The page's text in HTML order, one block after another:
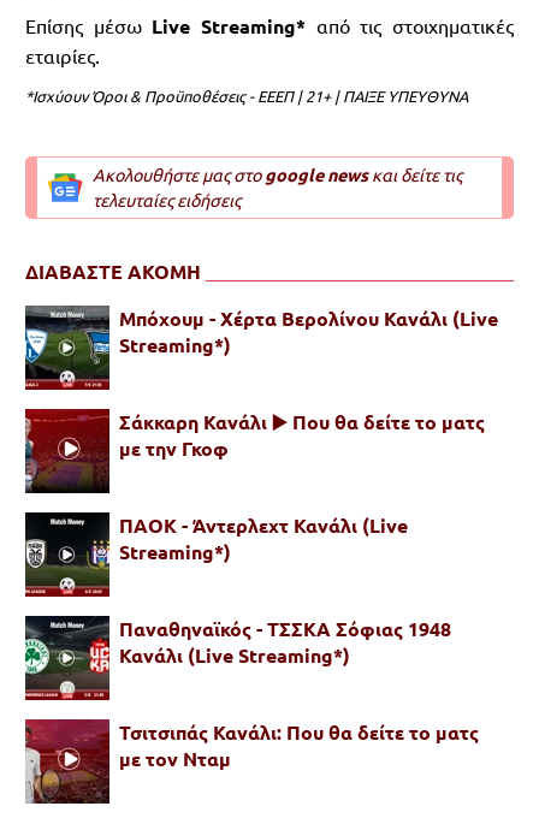
Επίσης μέσω Live Streaming* από τις στοιχηματικές
εταιρίες.
*Ισχύουν Όροι & Προϋποθέσεις - ΕΕΕΠ | 21+ | ΠΑΙΞΕ ΥΠΕΥΘΥΝΑ
Ακολουθήστε μας στοgoogle newsκαι δείτε τις
τελευταίες ειδήσεις
ΔΙΑΒΑΣΤΕ ΑΚΟΜΗ
Μπόχουμ - Χέρτα Βερολίνου Κανάλι (Live
Streaming*)
Σάκκαρη Κανάλι ▶️ Που θα δείτε το ματς
με την Γκοφ
ΠΑΟΚ - Άντερλεχτ Κανάλι (Live
Streaming*)
Παναθηναϊκός - ΤΣΣΚΑ Σόφιας 1948
Κανάλι (Live Streaming*)
Τσιτσιπάς Κανάλι: Που θα δείτε το ματς
με τον Νταμ